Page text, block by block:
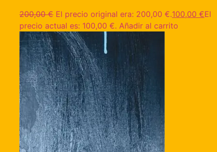
200,00€ El precio original era: 200,00 €.100,00 €El
precio actual es: 100,00 €. Añadir al carrito